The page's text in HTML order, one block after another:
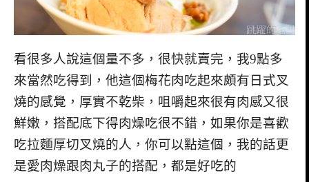
看很多人說這個量不多，很快就賣完，我9點多
來當然吃得到，他這個梅花肉吃起來頗有日式叉
燒的感覺，厚實不乾柴，咀嚼起來很有肉感又很
鮮嫩，搭配底下得肉燥吃很不錯，如果你是喜歡
吃拉麵厚切叉燒的人，你可以點這個，我的話更
是愛肉燥跟肉丸子的搭配，都是好吃的